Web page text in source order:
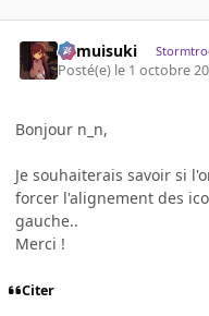
kamuisuki
Posté(e) le 1 octobre
Bonjour n_n,
Je souhaiterais savoir si
forcer l'alignement des
gauche..
Merci !
Citer